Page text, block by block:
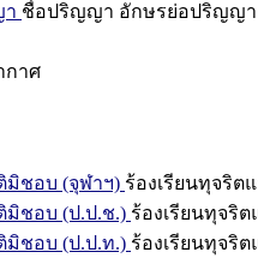
ชื่อปริญญา อักษรย่อปริญญา
กาศ
มิชอบ (จุฬาฯ) ร้องเรียนทุจริต
มิชอบ (ป.ป.ช.) ร้องเรียนทุจริ
มิชอบ (ป.ป.ท.) ร้องเรียนทุจริ